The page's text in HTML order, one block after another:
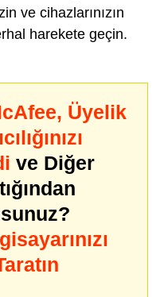
ve cihazlarınızın
harekete geçin.
Üyelik
ve Diğer